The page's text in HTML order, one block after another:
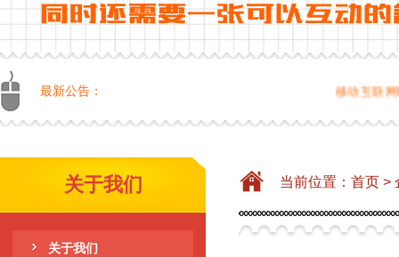
最新公告： 移动互联网时
关于我们
关于我们
当前位置： 首页 >